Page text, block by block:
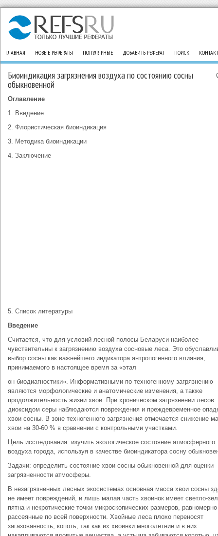
ГЛАВНАЯ НОВЫЕ РЕФЕРАТЫ ПОПУЛЯРНЫЕ ДОБАВИТЬ РЕФЕРАТ ПОИСК
Биоиндикация загрязнения воздуха по состоянию сосны
обыкновенной
Оглавление
1. Введение
2. Флористическая биоиндикация
3. Методика биоиндикации
4. Заключение
5. Список литературы
Введение
Считается, что для условий лесной полосы Беларуси наиболее
чувствительны к загрязнению воздуха сосновые леса. Это
выбор сосны как важнейшего индикатора антропогенного влияния,
принимаемого в настоящее время за «этал
он биодиагностики». Информативными по техногенному загрязнению
являются морфологические и анатомические изменения, а также
продолжительность жизни хвои. При хроническом загрязнении лесов
диоксидом серы наблюдаются повреждения и преждевременное
хвои сосны. В зоне техногенного загрязнения отмечается снижение
хвои на 30-60 % в сравнении с контрольными участками.
Цель исследования: изучить экологическое состояние атмосферного
воздуха города, используя в качестве биоиндикатора сосну
Задачи: определить состояние хвои сосны обыкновенной для оценки
загрязненности атмосферы.
В незагрязненных лесных экосистемах основная масса хвои сосны
не имеет повреждений, и лишь малая часть хвоинок имеет светло-
пятна и некротические точки микроскопических размеров, равномерно
рассеянные по всей поверхности. Хвойные леса плохо переносят
загазованность, копоть, так как их хвоинки многолетние и в них